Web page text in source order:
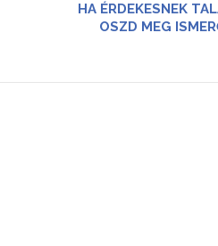
HA ÉRDEKESNEK
OSZD MEG